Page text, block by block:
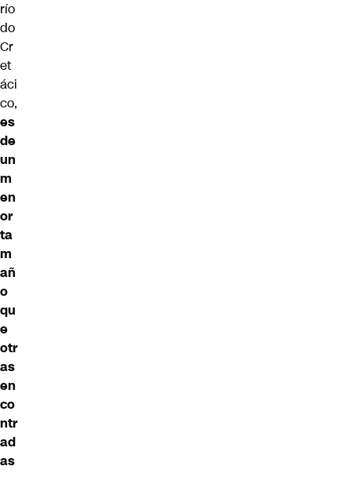
río
do
Cr
et
áci
co,
es
de
un
m
en
or
ta
m
añ
o
qu
e
otr
as
en
co
ntr
ad
as